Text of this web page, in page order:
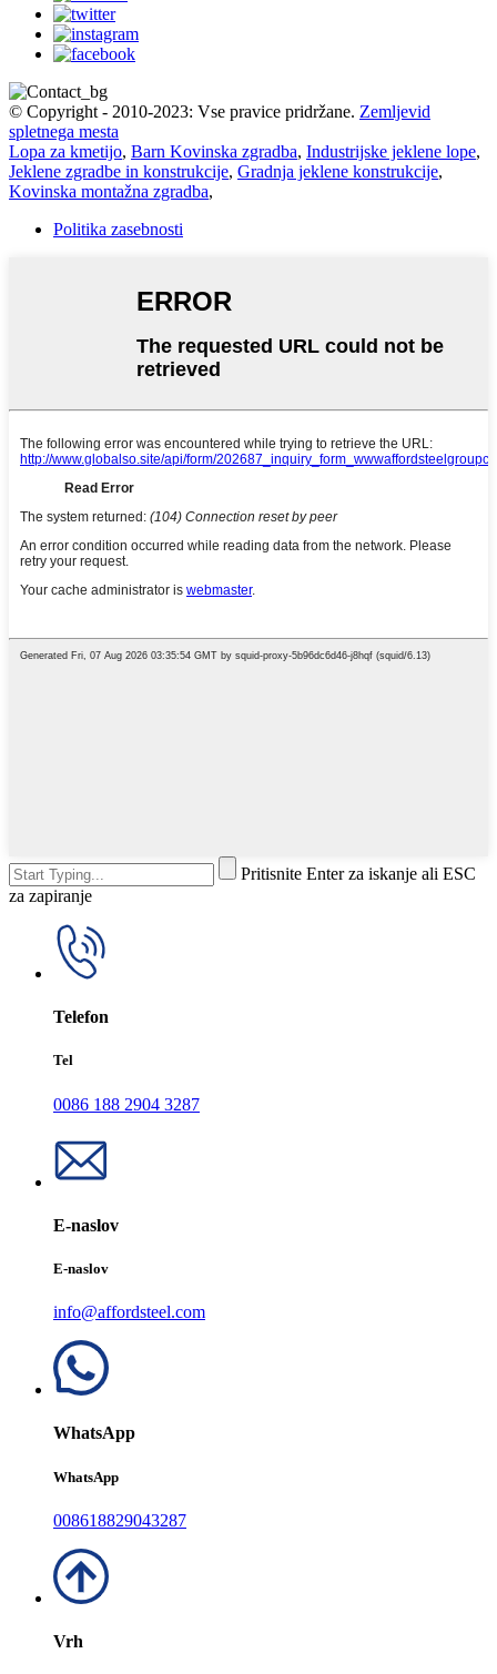
© Copyright - 2010-2023: Vse pravice pridržane. Zemljevid
spletnega mesta
Lopa za kmetijo, Barn Kovinska zgradba, Industrijske jeklene lope,
Jeklene zgradbe in konstrukcije, Gradnja jeklene konstrukcije,
Kovinska montažna zgradba,
Politika zasebnosti
Pritisnite Enter za iskanje ali ESC
za zapiranje
Telefon
Tel
0086 188 2904 3287
E-naslov
E-naslov
info@affordsteel.com
WhatsApp
WhatsApp
008618829043287
Vrh